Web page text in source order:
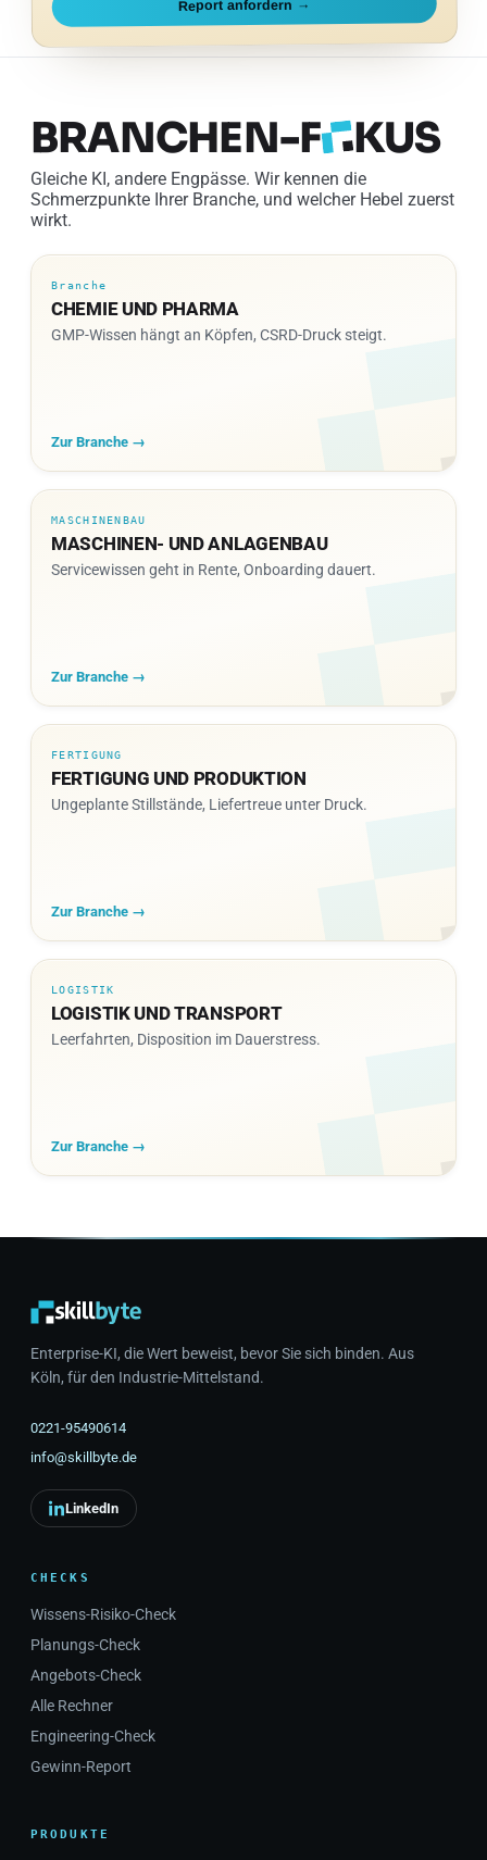
BRANCHEN-F KUS
Gleiche KI, andere Engpässe. Wir kennen die
Schmerzpunkte Ihrer Branche, und welcher Hebel zuerst
Branche
CHEMIE UND PHARMA
Zur Branche →
MASCHINENBAU
MASCHINEN- UND ANLAGENBAU
Zur Branche →
FERTIGUNG
FERTIGUNG UND PRODUKTION
Zur Branche →
LOGISTIK
LOGISTIK UND TRANSPORT
Zur Branche →
skillbyte – Zur Startseite
Enterprise-KI, die Wert beweist, bevor Sie sich binden. Aus
0221-95490614
CHECKS
Wissens-Risiko-Check
Planungs-Check
Angebots-Check
Alle Rechner
Engineering-Check